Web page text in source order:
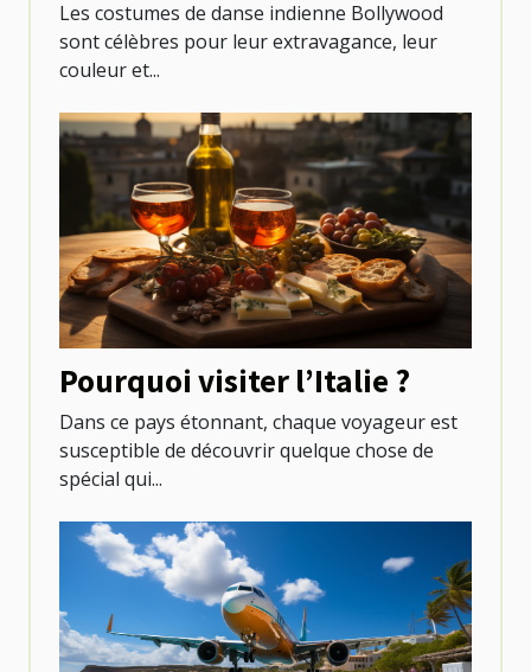
Les costumes de danse indienne Bollywood
sont célèbres pour leur extravagance, leur
couleur et...
Pourquoi visiter l’Italie ?
Dans ce pays étonnant, chaque voyageur est
susceptible de découvrir quelque chose de
spécial qui...